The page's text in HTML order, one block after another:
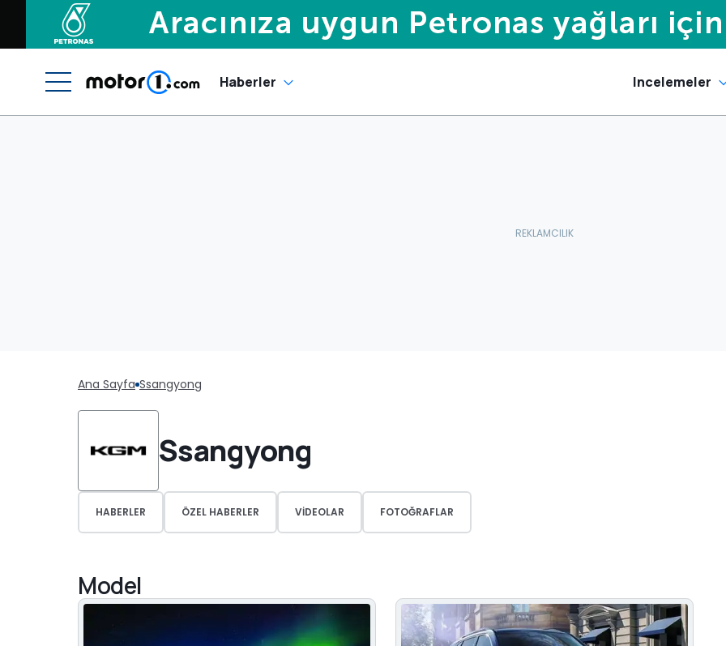
Haberler Incelemeler
Ana Sayfa Ssangyong
Ssangyong
HABERLER ÖZEL HABERLER VIDEOLAR FOTOĞRAFLAR
Model